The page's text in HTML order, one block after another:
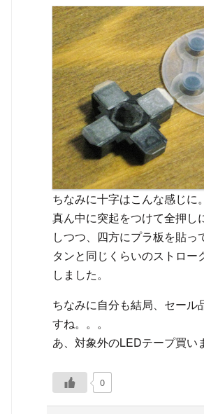
ちなみに十字はこんな感じに。
真ん中に突起をつけて全押し
しつつ、四方にプラ板を貼っ
タンと同じくらいのストロー
しました。
ちなみに自分も結局、セール
すね。。。
あ、対象外のLEDテープ買い
0